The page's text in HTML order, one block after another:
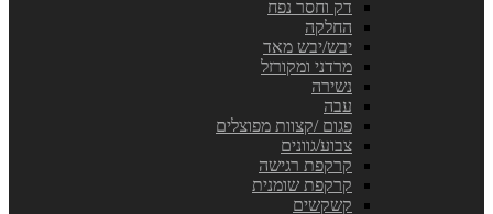
דק וחסר נפח
החלקה
יבש/יבש מאד
מרדני ומקורזל
נשירה
עבה
פגום /קצוות מפוצלים
צבוע/גוונים
קרקפת רגישה
קרקפת שומנית
קשקשים